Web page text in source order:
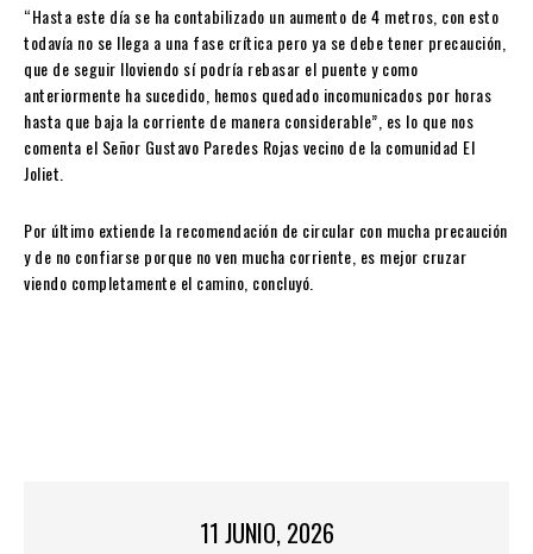
“Hasta este día se ha contabilizado un aumento de 4 metros, con esto
todavía no se llega a una fase crítica pero ya se debe tener precaución,
que de seguir lloviendo sí podría rebasar el puente y como
anteriormente ha sucedido, hemos quedado incomunicados por horas
hasta que baja la corriente de manera considerable”, es lo que nos
comenta el Señor Gustavo Paredes Rojas vecino de la comunidad El
Joliet.
Por último extiende la recomendación de circular con mucha precaución
y de no confiarse porque no ven mucha corriente, es mejor cruzar
viendo completamente el camino, concluyó.
11 JUNIO, 2026